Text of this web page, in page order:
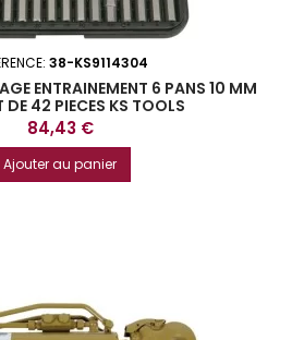
38-KS9114304
ENTRAINEMENT 6 PANS 10 MM
DE 42 PIECES KS TOOLS
Prix
84,43 €
Ajouter au panier